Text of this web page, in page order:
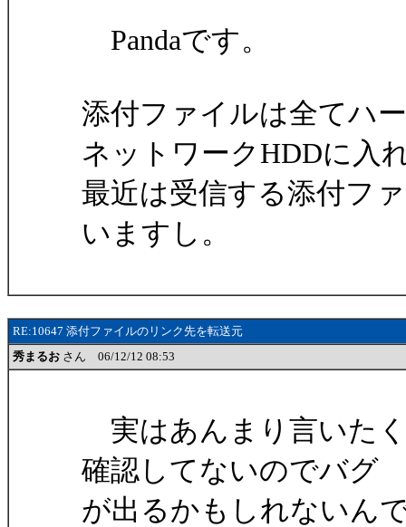
Pandaです。
添付ファイルは全てハ
ネットワークHDDに入
最近は受信する添付フ
いますし。
RE:10647 添付ファイルのリンク先を転送元
秀まるお さん 06/12/12 08:53
実はあんまり言いた
確認してないのでバグ
が出るかもしれないん